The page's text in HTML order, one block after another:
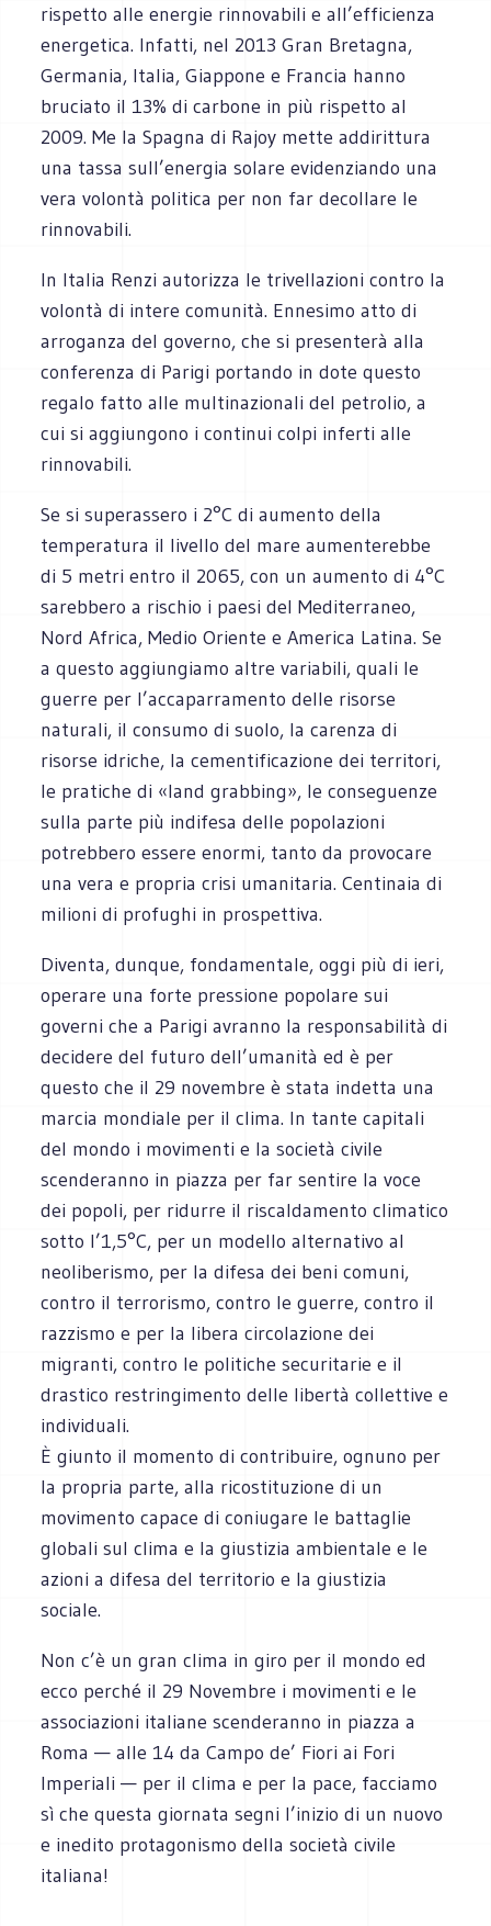
rispetto alle energie rinnovabili e all’efficienza
energetica. Infatti, nel 2013 Gran Bretagna,
Germania, Italia, Giappone e Francia hanno
bruciato il 13% di carbone in più rispetto al
2009. Me la Spagna di Rajoy mette addirittura
una tassa sull’energia solare evidenziando una
vera volontà politica per non far decollare le
rinnovabili.
In Italia Renzi autorizza le trivellazioni contro la
volontà di intere comunità. Ennesimo atto di
arroganza del governo, che si presenterà alla
conferenza di Parigi portando in dote questo
regalo fatto alle multinazionali del petrolio, a
cui si aggiungono i continui colpi inferti alle
rinnovabili.
Se si superassero i 2°C di aumento della
temperatura il livello del mare aumenterebbe
di 5 metri entro il 2065, con un aumento di 4°C
sarebbero a rischio i paesi del Mediterraneo,
Nord Africa, Medio Oriente e America Latina. Se
a questo aggiungiamo altre variabili, quali le
guerre per l’accaparramento delle risorse
naturali, il consumo di suolo, la carenza di
risorse idriche, la cementificazione dei territori,
le pratiche di «land grabbing», le conseguenze
sulla parte più indifesa delle popolazioni
potrebbero essere enormi, tanto da provocare
una vera e propria crisi umanitaria. Centinaia di
milioni di profughi in prospettiva.
Diventa, dunque, fondamentale, oggi più di ieri,
operare una forte pressione popolare sui
governi che a Parigi avranno la responsabilità di
decidere del futuro dell’umanità ed è per
questo che il 29 novembre è stata indetta una
marcia mondiale per il clima. In tante capitali
del mondo i movimenti e la società civile
scenderanno in piazza per far sentire la voce
dei popoli, per ridurre il riscaldamento climatico
sotto l’1,5°C, per un modello alternativo al
neoliberismo, per la difesa dei beni comuni,
contro il terrorismo, contro le guerre, contro il
razzismo e per la libera circolazione dei
migranti, contro le politiche securitarie e il
drastico restringimento delle libertà collettive e
individuali.
È giunto il momento di contribuire, ognuno per
la propria parte, alla ricostituzione di un
movimento capace di coniugare le battaglie
globali sul clima e la giustizia ambientale e le
azioni a difesa del territorio e la giustizia
sociale.
Non c’è un gran clima in giro per il mondo ed
ecco perché il 29 Novembre i movimenti e le
associazioni italiane scenderanno in piazza a
Roma — alle 14 da Campo de’ Fiori ai Fori
Imperiali — per il clima e per la pace, facciamo
sì che questa giornata segni l’inizio di un nuovo
e inedito protagonismo della società civile
italiana!